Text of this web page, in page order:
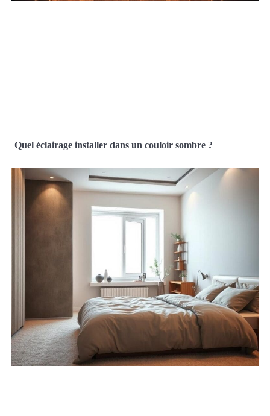
Quel éclairage installer dans un couloir sombre ?